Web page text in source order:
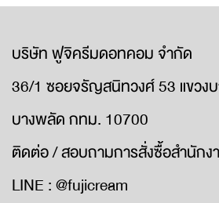
บริษัท ฟูจิครีมดอทคอม จำกัด
36/1 ซอยจรัญสนิทวงศ์ 53 แขวงบ
บางพลัด กทม. 10700
ติดต่อ / สอบถามการสั่งซื้อสำนักง
LINE : @fujicream